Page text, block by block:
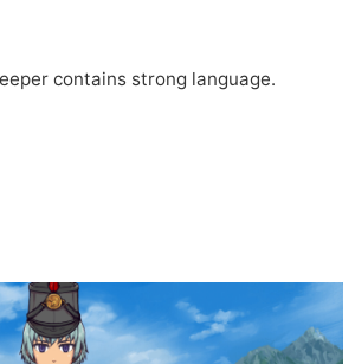
contains strong language.